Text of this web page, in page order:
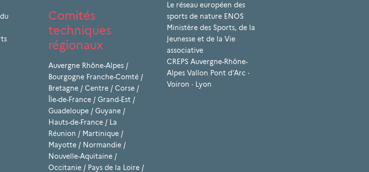
Comités
techniques
régionaux
Auvergne Rhône-Alpes /
Bourgogne Franche-Comté /
Bretagne / Centre / Corse /
Île-de-France / Grand-Est /
Guadeloupe / Guyane /
Hauts-de-France / La
Réunion / Martinique /
Mayotte / Normandie /
Nouvelle-Aquitaine /
Occitanie / Pays de la Loire /
Le réseau européen des
sports de nature ENOS
Ministère des Sports, de la
Jeunesse et de la Vie
associative
CREPS Auvergne-Rhône-
Alpes Vallon Pont d'Arc ·
Voiron · Lyon